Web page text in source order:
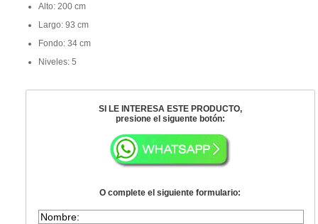
Alto: 200 cm
Largo: 93 cm
Fondo: 34 cm
Niveles: 5
SI LE INTERESA ESTE PRODUCTO,
presione el siguente botón:
O complete el siguiente formulario: